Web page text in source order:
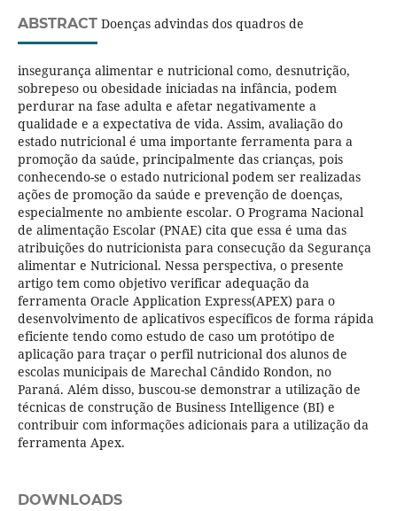
ABSTRACTDoenças advindas dos quadros de
insegurança alimentar e nutricional como, desnutrição,
sobrepeso ou obesidade iniciadas na infância, podem
perdurar na fase adulta e afetar negativamente a
qualidade e a expectativa de vida. Assim, avaliação do
estado nutricional é uma importante ferramenta para a
promoção da saúde, principalmente das crianças, pois
conhecendo-se o estado nutricional podem ser realizadas
ações de promoção da saúde e prevenção de doenças,
especialmente no ambiente escolar. O Programa Nacional
de alimentação Escolar (PNAE) cita que essa é uma das
atribuições do nutricionista para consecução da Segurança
alimentar e Nutricional. Nessa perspectiva, o presente
artigo tem como objetivo verificar adequação da
ferramenta Oracle Application Express(APEX) para o
desenvolvimento de aplicativos específicos de forma rápida
eficiente tendo como estudo de caso um protótipo de
aplicação para traçar o perfil nutricional dos alunos de
escolas municipais de Marechal Cândido Rondon, no
Paraná. Além disso, buscou-se demonstrar a utilização de
técnicas de construção de Business Intelligence (BI) e
contribuir com informações adicionais para a utilização da
ferramenta Apex.
DOWNLOADS